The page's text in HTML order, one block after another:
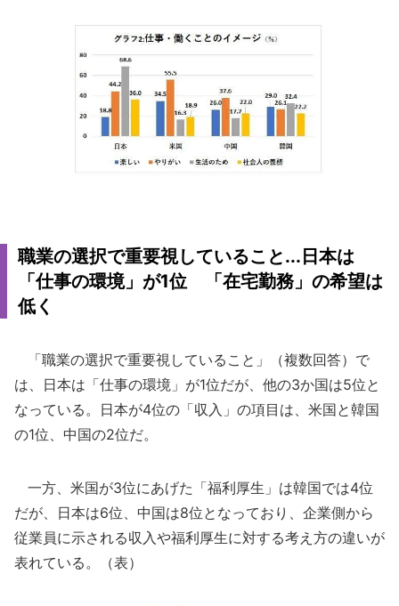
職業の選択で重要視していること...日本は
「仕事の環境」が1位 「在宅勤務」の希望は
低く
「職業の選択で重要視していること」（複数回答）で
は、日本は「仕事の環境」が1位だが、他の3か国は5位と
なっている。日本が4位の「収入」の項目は、米国と韓国
の1位、中国の2位だ。
一方、米国が3位にあげた「福利厚生」は韓国では4位
だが、日本は6位、中国は8位となっており、企業側から
従業員に示される収入や福利厚生に対する考え方の違いが
表れている。（表）